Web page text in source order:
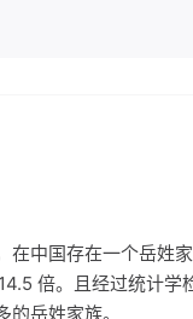
中国存在一个岳姓
倍。且经过统计
岳姓家族。